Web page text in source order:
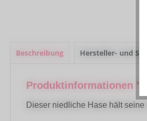
Beschreibung Hersteller- und
Produktinformationen
Dieser niedliche Hase hält